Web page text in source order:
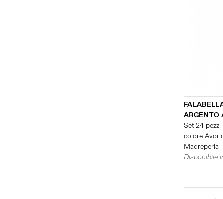
ARGENTO
Set 24
colore
Madreperla
Disponibile